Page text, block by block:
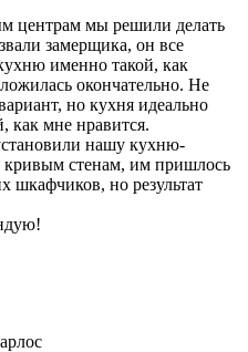
центрам мы решили делать
замерщика, он все
именно такой, как
окончательно. Не
но кухня идеально
как мне нравится.
нашу кухню-
кривым стенам, им пришлось
шкафчиков, но результат